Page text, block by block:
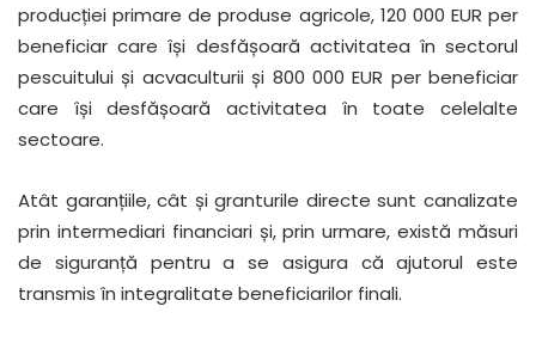
producției primare de produse agricole, 120 000 EUR per
beneficiar care își desfășoară activitatea în sectorul
pescuitului și acvaculturii și 800 000 EUR per beneficiar
care își desfășoară activitatea în toate celelalte
sectoare.
Atât garanțiile, cât și granturile directe sunt canalizate
prin intermediari financiari și, prin urmare, există măsuri
de siguranță pentru a se asigura că ajutorul este
transmis în integralitate beneficiarilor finali.